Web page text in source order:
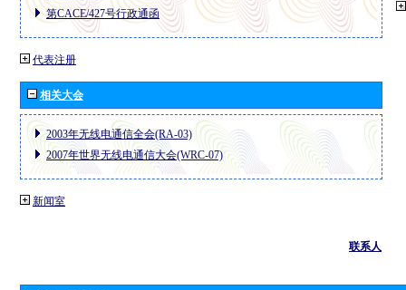
第CACE/427号行政通函
代表注册
相关大会
2003年无线电通信全会(RA-03)
2007年世界无线电通信大会(WRC-07)
新闻室
联系人